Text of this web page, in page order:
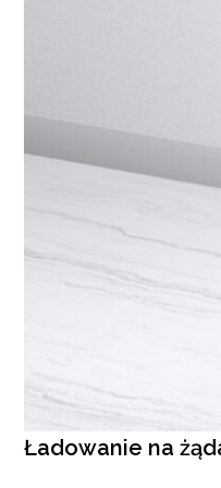
Ładowanie na